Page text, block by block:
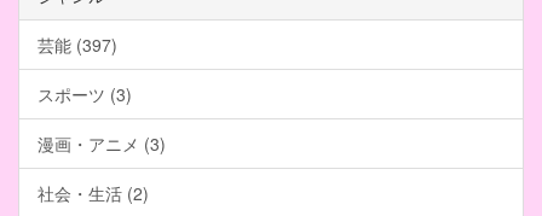
芸能 (397)
スポーツ (3)
漫画・アニメ (3)
社会・生活 (2)